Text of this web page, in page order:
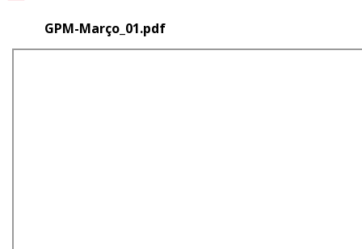
GPM-Março_01.pdf